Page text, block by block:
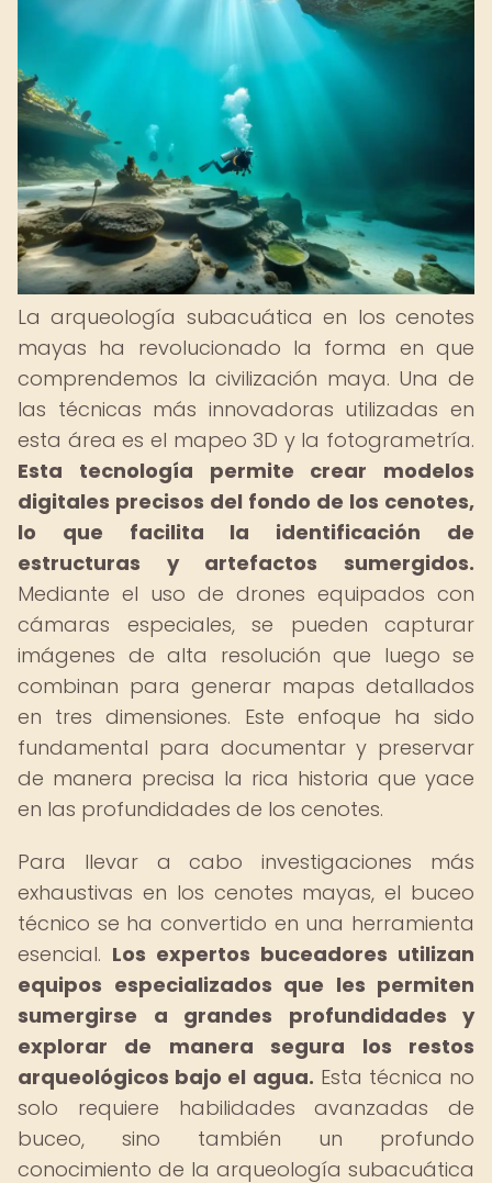
La arqueología subacuática en los cenotes
mayas ha revolucionado la forma en que
comprendemos la civilización maya. Una de
las técnicas más innovadoras utilizadas en
esta área es el mapeo 3D y la fotogrametría.
Esta tecnología permite crear modelos
digitales precisos del fondo de los cenotes,
lo que facilita la identificación de
estructuras y artefactos sumergidos.
Mediante el uso de drones equipados con
cámaras especiales, se pueden capturar
imágenes de alta resolución que luego se
combinan para generar mapas detallados
en tres dimensiones. Este enfoque ha sido
fundamental para documentar y preservar
de manera precisa la rica historia que yace
en las profundidades de los cenotes.
Para llevar a cabo investigaciones más
exhaustivas en los cenotes mayas, el buceo
técnico se ha convertido en una herramienta
esencial. Los expertos buceadores utilizan
equipos especializados que les permiten
sumergirse a grandes profundidades y
explorar de manera segura los restos
arqueológicos bajo el agua. Esta técnica no
solo requiere habilidades avanzadas de
buceo, sino también un profundo
conocimiento de la arqueología subacuática